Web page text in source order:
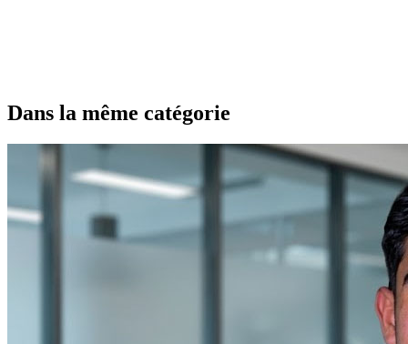
Dans la même catégorie